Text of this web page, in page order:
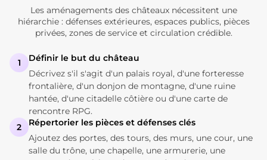
Les aménagements des châteaux nécessitent une
hiérarchie : défenses extérieures, espaces publics, pièces
privées, zones de service et circulation crédible.
1
Définir le but du château
Décrivez s'il s'agit d'un palais royal, d'une forteresse
frontalière, d'un donjon de montagne, d'une ruine
hantée, d'une citadelle côtière ou d'une carte de
rencontre RPG.
2
Répertorier les pièces et défenses clés
Ajoutez des portes, des tours, des murs, une cour, une
salle du trône, une chapelle, une armurerie, une